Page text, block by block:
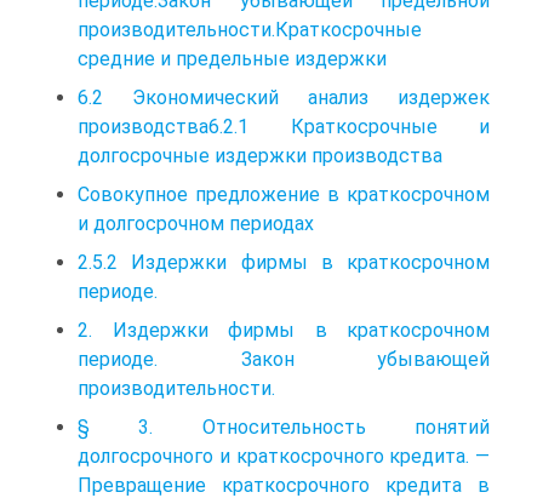
производительности.Краткосрочные
средние и предельные издержки
6.2 Экономический анализ издержек
производства6.2.1 Краткосрочные и
долгосрочные издержки производства
Совокупное предложение в краткосрочном
и долгосрочном периодах
2.5.2 Издержки фирмы в краткосрочном
периоде.
2. Издержки фирмы в краткосрочном
периоде. Закон убывающей
производительности.
§ 3. Относительность понятий
долгосрочного и краткосрочного кредита. —
Превращение краткосрочного кредита в